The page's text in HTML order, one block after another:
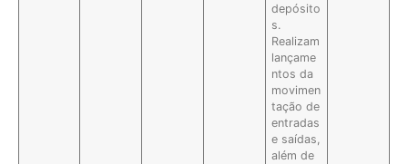
depósito
s.
Realizam
lançame
ntos da
movimen
tação de
entradas
e saídas,
além de